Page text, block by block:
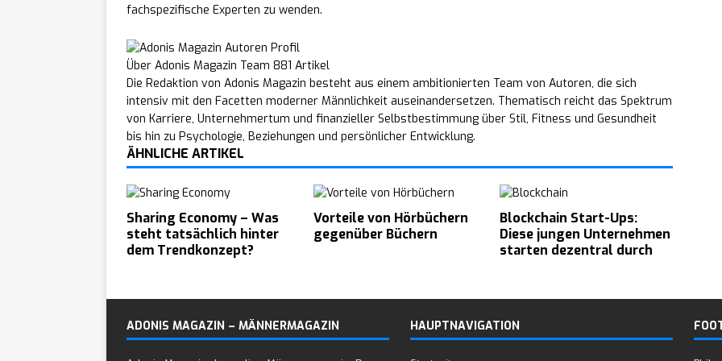
fachspezifische Experten zu wenden.
Über Adonis Magazin Team 881 Artikel
Die Redaktion von Adonis Magazin besteht aus einem ambitionierten Team von Autoren, die sich
intensiv mit den Facetten moderner Männlichkeit auseinandersetzen. Thematisch reicht das Spektrum
von Karriere, Unternehmertum und finanzieller Selbstbestimmung über Stil, Fitness und Gesundheit
bis hin zu Psychologie, Beziehungen und persönlicher Entwicklung.
ÄHNLICHE ARTIKEL
Sharing Economy – Was
steht tatsächlich hinter
dem Trendkonzept?
Vorteile von Hörbüchern
gegenüber Büchern
Blockchain Start-Ups:
Diese jungen Unternehmen
starten dezentral durch
ADONIS MAGAZIN – MÄNNERMAGAZIN HAUPTNAVIGATION